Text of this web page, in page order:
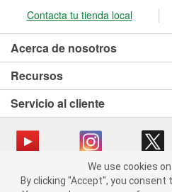
We use cookies on our website.
to the use of All
Contacta tu tienda local
Acerca de nosotros
Recursos
Servicio al cliente
Copyright © 2008-2026 O’Reilly Auto
We use cookies
By clicking "Accept", you